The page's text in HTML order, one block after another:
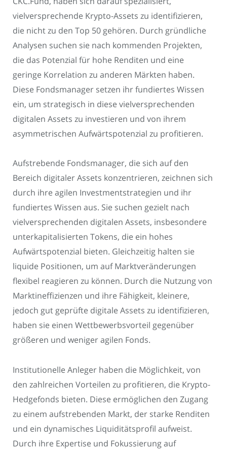
vielversprechende Krypto-Assets zu identifizieren,
die nicht zu den Top 50 gehören. Durch gründliche
Analysen suchen sie nach kommenden Projekten,
die das Potenzial für hohe Renditen und eine
geringe Korrelation zu anderen Märkten haben.
Diese Fondsmanager setzen ihr fundiertes Wissen
ein, um strategisch in diese vielversprechenden
digitalen Assets zu investieren und von ihrem
asymmetrischen Aufwärtspotenzial zu profitieren.
Aufstrebende Fondsmanager, die sich auf den
Bereich digitaler Assets konzentrieren, zeichnen sich
durch ihre agilen Investmentstrategien und ihr
fundiertes Wissen aus. Sie suchen gezielt nach
vielversprechenden digitalen Assets, insbesondere
unterkapitalisierten Tokens, die ein hohes
Aufwärtspotenzial bieten. Gleichzeitig halten sie
liquide Positionen, um auf Marktveränderungen
flexibel reagieren zu können. Durch die Nutzung von
Marktineffizienzen und ihre Fähigkeit, kleinere,
jedoch gut geprüfte digitale Assets zu identifizieren,
haben sie einen Wettbewerbsvorteil gegenüber
größeren und weniger agilen Fonds.
Institutionelle Anleger haben die Möglichkeit, von
den zahlreichen Vorteilen zu profitieren, die Krypto-
Hedgefonds bieten. Diese ermöglichen den Zugang
zu einem aufstrebenden Markt, der starke Renditen
und ein dynamisches Liquiditätsprofil aufweist.
Durch ihre Expertise und Fokussierung auf